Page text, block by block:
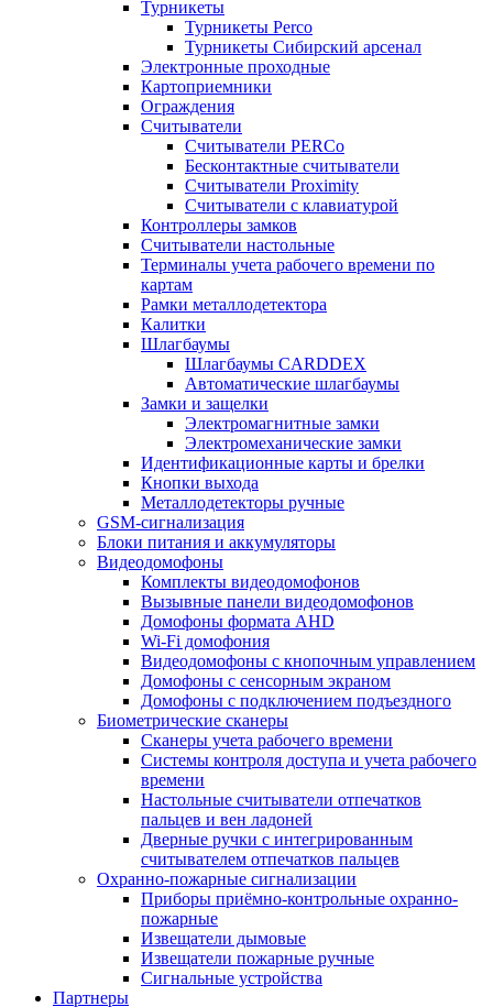
Турникеты
Турникеты Perco
Турникеты Сибирский арсенал
Электронные проходные
Картоприемники
Ограждения
Считыватели
Считыватели PERCo
Бесконтактные считыватели
Считыватели Proximity
Считыватели с клавиатурой
Контроллеры замков
Считыватели настольные
Терминалы учета рабочего времени по
картам
Рамки металлодетектора
Калитки
Шлагбаумы
Шлагбаумы CARDDEX
Автоматические шлагбаумы
Замки и защелки
Электромагнитные замки
Электромеханические замки
Идентификационные карты и брелки
Кнопки выхода
Металлодетекторы ручные
GSM-сигнализация
Блоки питания и аккумуляторы
Видеодомофоны
Комплекты видеодомофонов
Вызывные панели видеодомофонов
Домофоны формата AHD
Wi-Fi домофония
Видеодомофоны с кнопочным управлением
Домофоны с сенсорным экраном
Домофоны с подключением подъездного
Биометрические сканеры
Сканеры учета рабочего времени
Системы контроля доступа и учета рабочего
времени
Настольные считыватели отпечатков
пальцев и вен ладоней
Дверные ручки с интегрированным
считывателем отпечатков пальцев
Охранно-пожарные сигнализации
Приборы приёмно-контрольные охранно-
пожарные
Извещатели дымовые
Извещатели пожарные ручные
Сигнальные устройства
Партнеры